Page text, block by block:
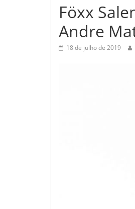
Föxx
Andre
18 de julho de 2019